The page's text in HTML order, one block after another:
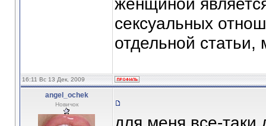
женщиной
сексуальных
отдельной
16:11 Вс 13 Дек, 2009
angel_ochek
Новичок